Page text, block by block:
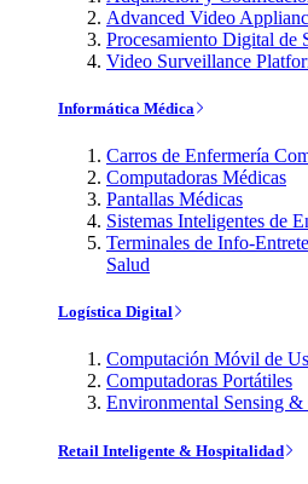
Advanced Video
Procesamiento Digital de
Video Surveillance
Informática Médica
Carros de Enfermería
Computadoras Médicas
Pantallas Médicas
Sistemas Inteligentes de
Terminales de Info-
Salud
Logística Digital
Computación Móvil de
Computadoras Portátiles
Environmental Sensing
Retail Inteligente & Hospitalidad